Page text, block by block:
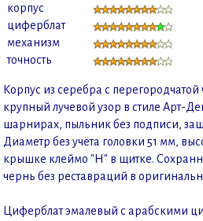
корпус
циферблат
механизм
точность
Корпус из серебра с
крупный лучевой узор в стиле Арт-
шарнирах, пыльник без подписи,
Диаметр без учёта головки 51 мм,
крышке клеймо "H" в щитке.
чернь без реставраций в
Циферблат эмалевый с арабскими